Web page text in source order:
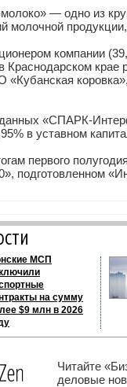
— одно из
молочной
компании
Краснодарском
«Кубанская
«СПАРК-
в уставном
первого
подготовленном
МСП
на сумму
$9 млн в 2026
Читайте
деловые